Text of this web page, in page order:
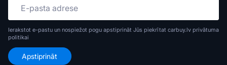
Ierakstot e-pastu un nospiežot pogu apstiprināt Jūs piekrītat carbuy.lv privātuma
politikai